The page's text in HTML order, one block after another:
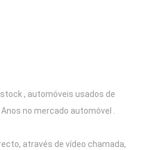
, automóveis usados de
no mercado automóvel .
através de vídeo chamada,